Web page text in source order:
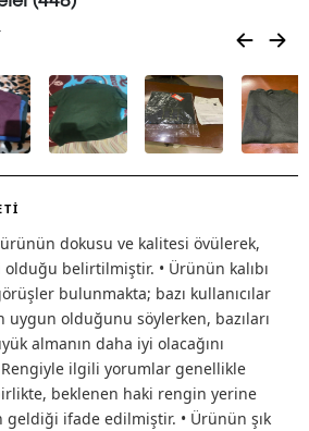
dokusu ve kalitesi övülerek,
belirtilmiştir. • Ürünün kalıbı
bulunmakta; bazı kullanıcılar
uygun olduğunu söylerken, bazıları
almanın daha iyi olacağını
ilgili yorumlar genellikle
beklenen haki rengin yerine
ifade edilmiştir. • Ürünün şık